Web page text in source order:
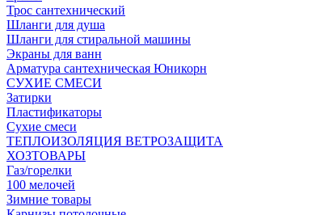
Трос сантехнический
Шланги для душа
Шланги для стиральной машины
Экраны для ванн
Арматура сантехническая Юникорн
СУХИЕ СМЕСИ
Затирки
Пластификаторы
Сухие смеси
ТЕПЛОИЗОЛЯЦИЯ ВЕТРОЗАЩИТА
ХОЗТОВАРЫ
Газ/горелки
100 мелочей
Зимние товары